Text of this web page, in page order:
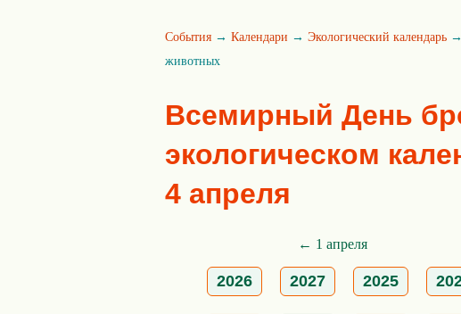
События → Календари → Экологический календарь →
животных
Всемирный День
экологическом
4 апреля
← 1 апреля
2026 2027 2025